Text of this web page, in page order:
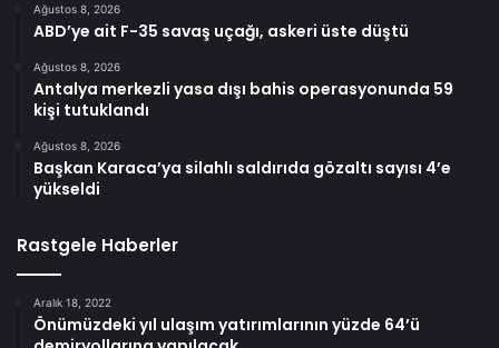
Ağustos 8, 2026
ABD’ye ait F-35 savaş uçağı, askeri üste düştü
Ağustos 8, 2026
Antalya merkezli yasa dışı bahis operasyonunda 59
kişi tutuklandı
Ağustos 8, 2026
Başkan Karaca’ya silahlı saldırıda gözaltı sayısı 4’e
yükseldi
Rastgele Haberler
Aralık 18, 2022
Önümüzdeki yıl ulaşım yatırımlarının yüzde 64’ü